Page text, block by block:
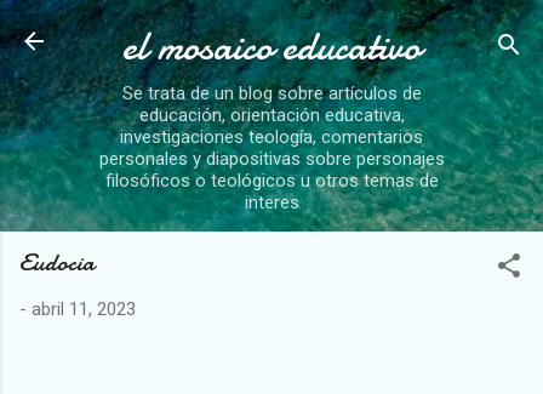
Ir al contenido principal
el mosaico educativo
Se trata de un blog sobre artículos de
educación, orientación educativa,
investigaciones teología, comentarios
personales y diapositivas sobre personajes
filosóficos o teológicos u otros temas de
interes
Eudocia
- abril 11, 2023